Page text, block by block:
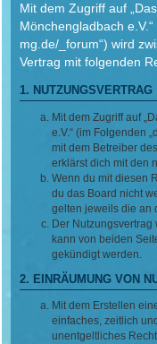
Mit dem Zugriff auf
Mönchengladbach
mg.de/_forum“) wird
Vertrag mit folgenden
1. NUTZUNGSVERTRAG
Mit dem Zugriff auf
e.V.“ (im Folgenden
mit dem Betreiber
erklärst dich mit den
Wenn du mit diesen
du das Board nicht
gelten jeweils die an
Der Nutzungsvertrag
kann von beiden
gekündigt werden.
2. EINRÄUMUNG VON
Mit dem Erstellen
einfaches, zeitlich
unentgeltliches